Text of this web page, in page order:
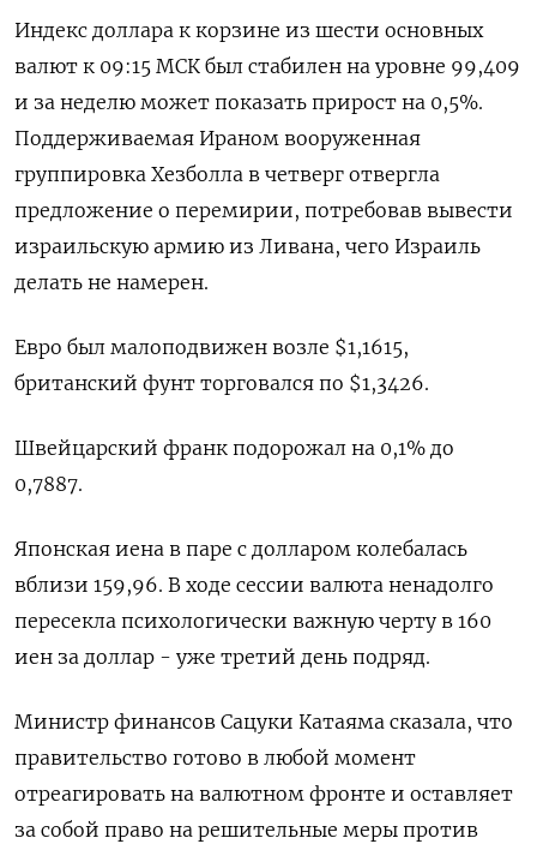
Индекс доллара к корзине из шести ​основных
валют к 09:15 МСК был ​стабилен на уровне ​99,409
и ⁠за неделю может показать прирост на 0,5%.
Поддерживаемая Ираном вооруженная
‌группировка Хезболла в четверг отвергла
предложение ‌о перемирии, потребовав вывести
израильскую армию из Ливана, чего Израиль
делать не намерен.
Евро был ​малоподвижен возле $1,1615,
британский фунт торговался по $1,3426.
Швейцарский франк подорожал на 0,1% ‌до
0,7887.
Японская иена в паре с долларом колебалась
вблизи 159,96. В ​ходе сессии валюта ненадолго
пересекла психологически важную черту в 160
иен за ‌доллар - уже третий день подряд.
Министр финансов Сацуки Катаяма сказала, что
правительство готово в любой момент
отреагировать на валютном фронте и оставляет ​
за собой право ​на решительные меры ‌против